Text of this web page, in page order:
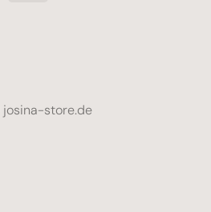
josina-store.de